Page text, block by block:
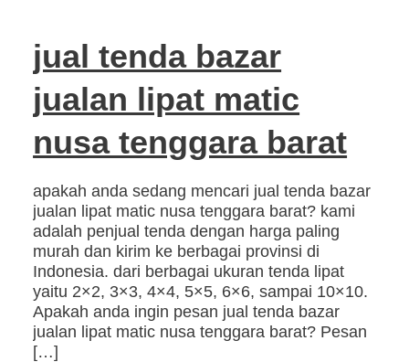
jual tenda bazar
jualan lipat matic
nusa tenggara barat
apakah anda sedang mencari jual tenda bazar
jualan lipat matic nusa tenggara barat? kami
adalah penjual tenda dengan harga paling
murah dan kirim ke berbagai provinsi di
Indonesia. dari berbagai ukuran tenda lipat
yaitu 2×2, 3×3, 4×4, 5×5, 6×6, sampai 10×10.
Apakah anda ingin pesan jual tenda bazar
jualan lipat matic nusa tenggara barat? Pesan
[…]